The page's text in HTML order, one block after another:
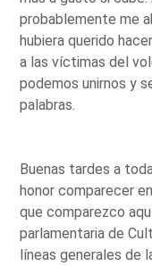
probablemente me
hubiera querido
a las víctimas del
podemos unirnos y
palabras.
Buenas tardes a
honor comparecer
que comparezco
parlamentaria de
líneas generales de